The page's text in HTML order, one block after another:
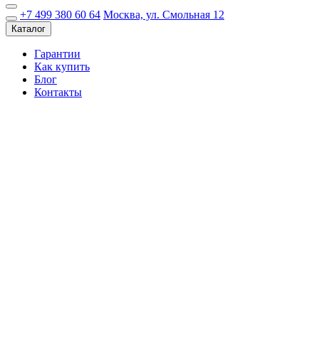
+7 499 380 60 64 Москва, ул. Смольная 12
Каталог
Гарантии
Как купить
Блог
Контакты